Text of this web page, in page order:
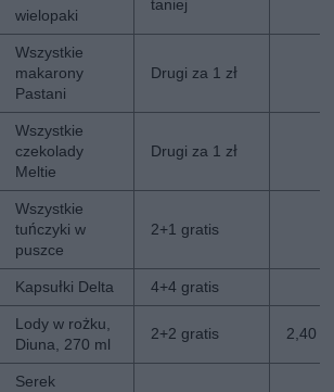
wielopaki
taniej
Wszystkie
makarony
Pastani
Drugi za 1 zł
Wszystkie
czekolady
Meltie
Drugi za 1 zł
Wszystkie
tuńczyki w
puszce
2+1 gratis
Kapsułki Delta 4+4 gratis
Lody w rożku,
Diuna, 270 ml
2+2 gratis 2,40
Serek